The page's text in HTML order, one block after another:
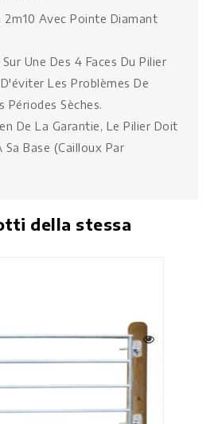
2m10 Avec Pointe Diamant
Une Des 4 Faces Du Pilier
Les Problèmes De
Périodes Sèches.
De La Garantie, Le Pilier Doit
Sa Base (cailloux Par
della stessa